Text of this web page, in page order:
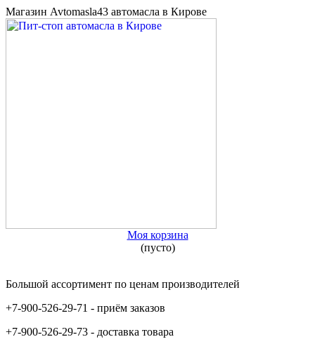
Магазин Avtomasla43 автомасла в Кирове
Моя корзина
(пусто)
Большой ассортимент по ценам производителей
+7-900-526-29-71 - приём заказов
+7-900-526-29-73 - доставка товара